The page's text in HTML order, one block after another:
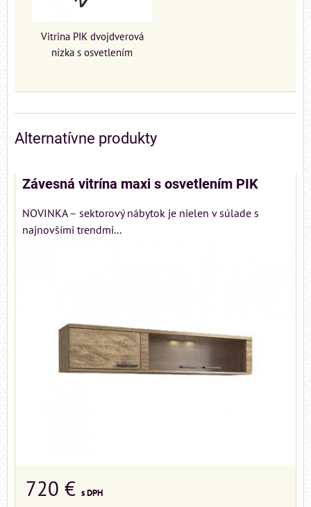
Vitrina PIK dvojdverová
nízka s osvetlením
Alternatívne produkty
Závesná vitrína maxi s osvetlením PIK
NOVINKA – sektorový nábytok je nielen v súlade s
najnovšími trendmi...
720 € s DPH